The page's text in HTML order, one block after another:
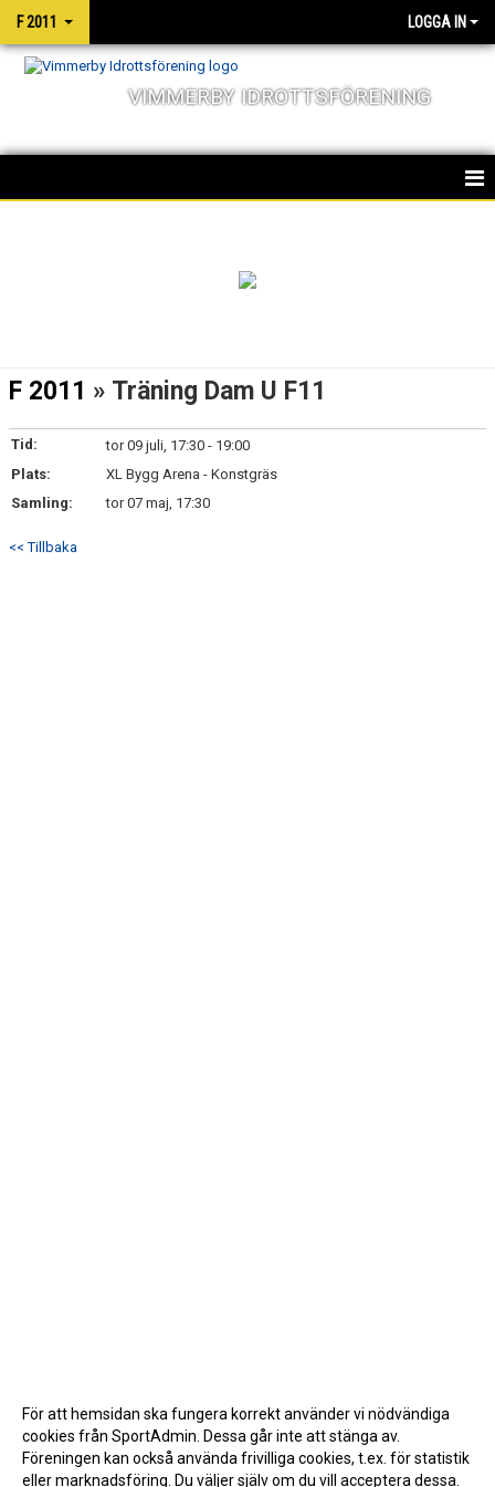
F 2011 LOGGA IN
VIMMERBY IDROTTSFÖRENING
F 2011 » Träning Dam U F11
Tid:
tor 09 juli, 17:30 - 19:00
Plats:
XL Bygg Arena - Konstgräs
Samling:
tor 07 maj, 17:30
<< Tillbaka
För att hemsidan ska fungera korrekt använder vi nödvändiga
cookies från SportAdmin. Dessa går inte att stänga av.
Föreningen kan också använda frivilliga cookies, t.ex. för statistik
eller marknadsföring. Du väljer själv om du vill acceptera dessa.